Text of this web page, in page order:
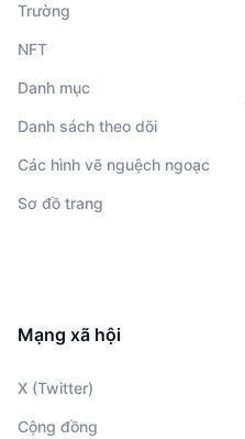
Trường
NFT
Danh mục
Danh sách theo dõi
Các hình vẽ nguệch ngoạc
Sơ đồ trang
Mạng xã hội
X (Twitter)
Cộng đồng